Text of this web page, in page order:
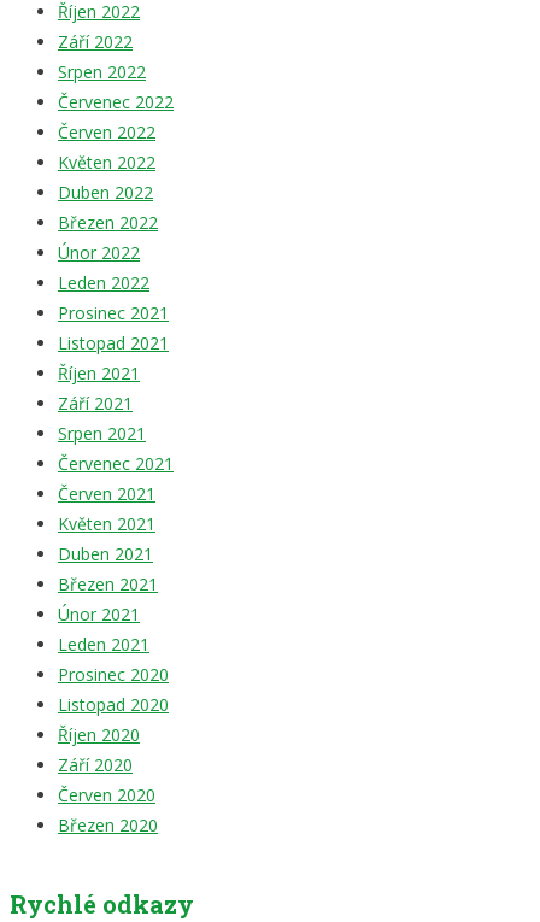
Říjen 2022
Září 2022
Srpen 2022
Červenec 2022
Červen 2022
Květen 2022
Duben 2022
Březen 2022
Únor 2022
Leden 2022
Prosinec 2021
Listopad 2021
Říjen 2021
Září 2021
Srpen 2021
Červenec 2021
Červen 2021
Květen 2021
Duben 2021
Březen 2021
Únor 2021
Leden 2021
Prosinec 2020
Listopad 2020
Říjen 2020
Září 2020
Červen 2020
Březen 2020
Rychlé odkazy